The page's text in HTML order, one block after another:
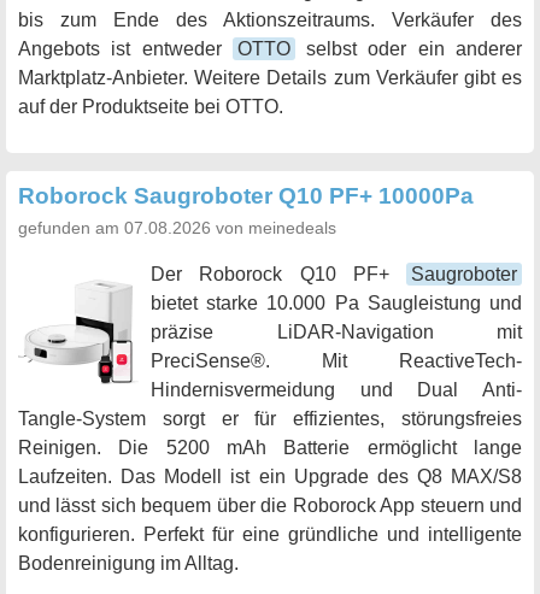
bis zum Ende des Aktionszeitraums. Verkäufer des
Angebots ist entweder
OTTO
selbst oder ein anderer
Marktplatz-Anbieter. Weitere Details zum Verkäufer gibt es
auf der Produktseite bei OTTO.
Roborock Saugroboter Q10 PF+ 10000Pa
gefunden am 07.08.2026 von meinedeals
Der Roborock Q10 PF+
Saugroboter
bietet starke 10.000 Pa Saugleistung und
präzise LiDAR-Navigation mit
PreciSense®. Mit ReactiveTech-
Hindernisvermeidung und Dual Anti-
Tangle-System sorgt er für effizientes, störungsfreies
Reinigen. Die 5200 mAh Batterie ermöglicht lange
Laufzeiten. Das Modell ist ein Upgrade des Q8 MAX/S8
und lässt sich bequem über die Roborock App steuern und
konfigurieren. Perfekt für eine gründliche und intelligente
Bodenreinigung im Alltag.